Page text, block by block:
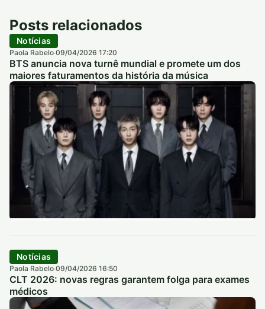
Posts relacionados
Notícias
Paola Rabelo·09/04/2026 17:20
BTS anuncia nova turnê mundial e promete um dos
maiores faturamentos da história da música
Notícias
Paola Rabelo·09/04/2026 16:50
CLT 2026: novas regras garantem folga para exames
médicos